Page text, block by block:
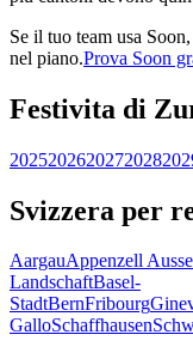
Se il tuo team usa
nel piano.Prova Soon
Festivita di
2025202620272028
Svizzera per
AargauAppenzell
LandschaftBasel-
StadtBernFribourg
GalloSchaffhausen